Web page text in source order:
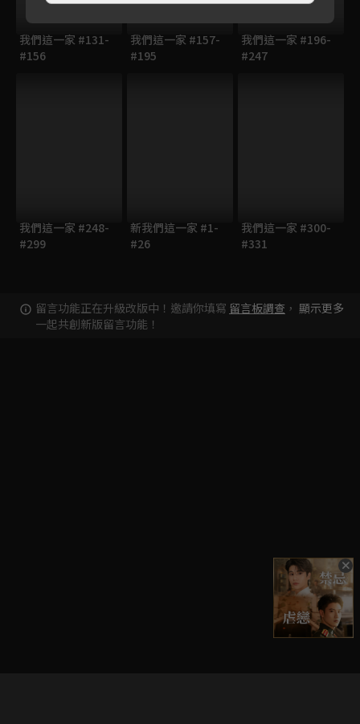
我們這一家 #131-
#156
我們這一家 #157-
#195
我們這一家 #196-
#247
我們這一家 #248-
#299
新我們這一家 #1-
#26
我們這一家 #300-
#331
留言功能正在升級改版中！邀請你填寫 留言板調查 ，
一起共創新版留言功能！
顯示更多